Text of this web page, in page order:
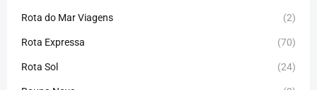
Rota do Mar Viagens (2)
Rota Expressa (70)
Rota Sol (24)